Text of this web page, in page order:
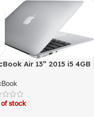
Air 13” 2015 i5 4GB
stock